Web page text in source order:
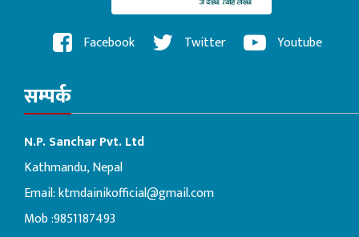
Facebook Twitter Youtube
सम्पर्क
N.P. Sanchar Pvt. Ltd
Kathmandu, Nepal
Email:ktmdainikofficial@gmail.com
Mob :9851187493